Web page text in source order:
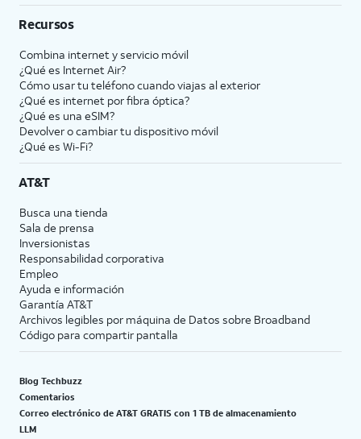
configuración.
17.
Revisa la
información
de
Emergencia
SOS y toca
Después de completar este
mostrará una pantalla Transfer
reiniciará y luego se abrirá en
18. ¡Completaste los pasos!
Recursos
Combina internet y servicio móvil
¿Qué es Internet Air?
Cómo usar tu teléfono cuando viajas al exterior
¿Qué es internet por fibra óptica?
¿Qué es una eSIM?
Devolver o cambiar tu dispositivo móvil
¿Qué es Wi-Fi?
AT&T
Busca una tienda
Sala de prensa
Inversionistas
Responsabilidad corporativa
Empleo
Ayuda e información
Garantía AT&T
Archivos legibles por máquina de Datos sobre Broadband
Código para compartir pantalla
Blog Techbuzz
Comentarios
Correo electrónico de AT&T GRATIS con 1 TB de almacenamiento
LLM